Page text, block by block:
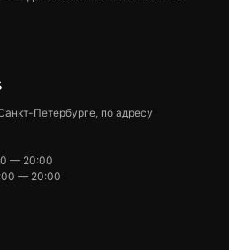
Петербурге, по адресу
— 20:00
— 20:00